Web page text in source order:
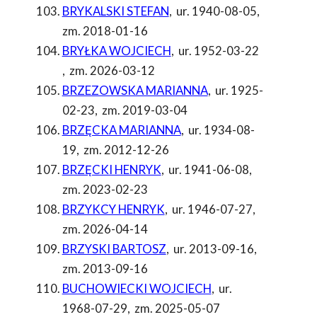
BRYKALSKI STEFAN, ur. 1940-08-05,
zm. 2018-01-16
BRYŁKA WOJCIECH, ur. 1952-03-22
, zm. 2026-03-12
BRZEZOWSKA MARIANNA, ur. 1925-
02-23, zm. 2019-03-04
BRZĘCKA MARIANNA, ur. 1934-08-
19, zm. 2012-12-26
BRZĘCKI HENRYK, ur. 1941-06-08,
zm. 2023-02-23
BRZYKCY HENRYK, ur. 1946-07-27,
zm. 2026-04-14
BRZYSKI BARTOSZ, ur. 2013-09-16,
zm. 2013-09-16
BUCHOWIECKI WOJCIECH, ur.
1968-07-29, zm. 2025-05-07